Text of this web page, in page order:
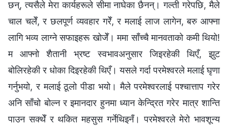
छन्, त्यसैले मेरा कार्यहरूले सीमा नाघेका छैनन्। गल्ती गरेपछि, मैले
चाल चलेँ, र छलपूर्ण व्यवहार गरेँ, र मलाई लाज लागेन, बरु आफ्ना
लागि भव्य लाग्ने सफाइहरू खोजेँ। ममा साँच्चै मानवताको कमी थियो!
म आफ्नो शैतानी भ्रष्ट स्वभावअनुसार जिइरहेकी थिएँ, झुट
बोलिरहेकी र धोका दिइरहेकी थिएँ। यसले गर्दा परमेश्‍वरले मलाई घृणा
गर्नुभयो, र मलाई ठूलो पीडा भयो। मैले परमेश्‍वरलाई पश्चात्ताप गरेर
अनि साँचो बोल्न र इमानदार हुनमा ध्यान केन्द्रित गरेर मात्र शान्ति
पाउन सक्थेँ र थकित महसुस गर्नेथिइनँ। परमेश्‍वरले मेरो भावशून्य